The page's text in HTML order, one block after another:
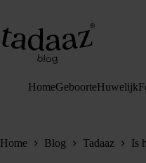
de
inhoud
HomeGeboorteHuwelijk
Home Blog Tadaaz Is